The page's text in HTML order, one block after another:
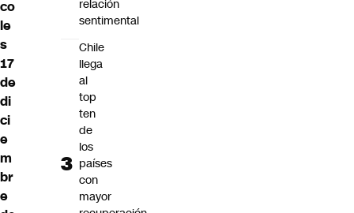
co
le
s
17
de
di
ci
e
m
br
e
relación
sentimental
Chile
llega
al
top
ten
de
los
países
con
mayor